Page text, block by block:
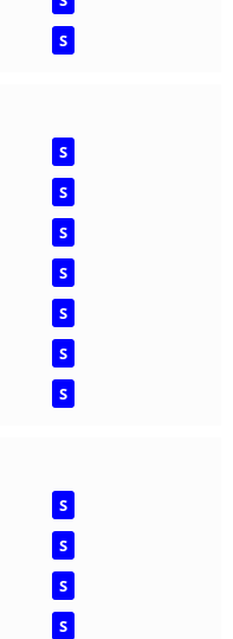
S
S
S
S
S
S
S
S
S
S
S
S